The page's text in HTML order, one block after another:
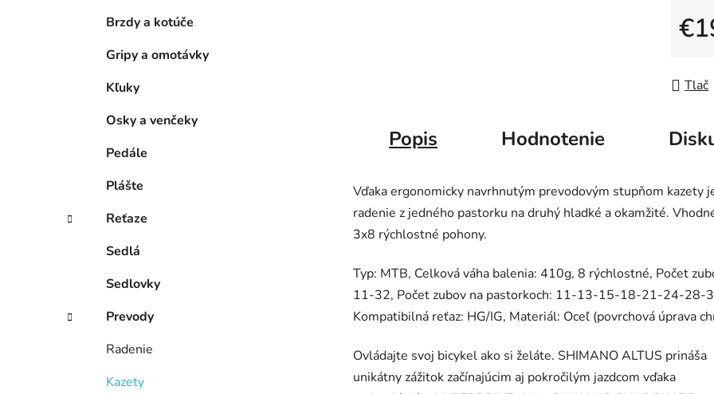
Brzdy a kotúče
Gripy a omotávky
Kľuky
Osky a venčeky
Pedále
Plášte
Reťaze
Sedlá
Sedlovky
Prevody
Radenie
Kazety
Tlač
Popis Hodnotenie
Vďaka ergonomicky navrhnutým prevodovým stupňom kazety
radenie z jedného pastorku na druhý hladké a okamžité.
3x8 rýchlostné pohony.
Typ: MTB, Celková váha balenia: 410g, 8 rýchlostné, Počet
11-32, Počet zubov na pastorkoch: 11-13-15-18-21-24-28-
Kompatibilná reťaz: HG/IG, Materiál: Oceľ (povrchová úprava
Ovládajte svoj bicykel ako si želáte. SHIMANO ALTUS prináša
unikátny zážitok začínajúcim aj pokročilým jazdcom vďaka